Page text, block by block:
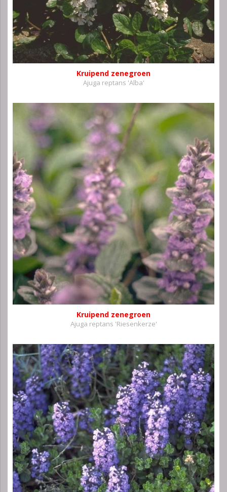
Kruipend zenegroen
Ajuga reptans 'Alba'
Kruipend zenegroen
Ajuga reptans 'Riesenkerze'